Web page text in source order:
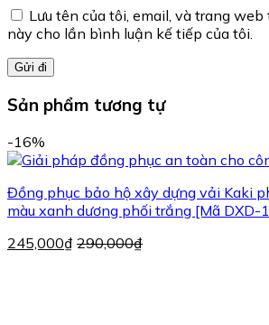
Lưu tên của tôi, email, và trang
này cho lần bình luận kế tiếp của tôi.
Sản phẩm tương tự
-16%
Đồng phục bảo hộ xây dựng vải Kaki
màu xanh dương phối trắng [Mã DXD-
245,000₫ 290,000₫